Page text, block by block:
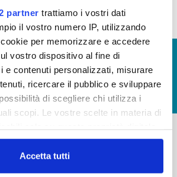
partner trattiamo i vostri dati
il vostro numero IP, utilizzando
per memorizzare e accedere
vostro dispositivo al fine di
e contenuti personalizzati, misurare
ricercare il pubblico e sviluppare
di scegliere chi utilizza i
scopi. Le vostre scelte in materia di
le vostre scelte. È possibile
il proprio consenso in qualsiasi
sui cookie o facendo clic
Accetta tutti
- 2026
GLOSSARIO
GIUDICA IL SERVIZIO
LAVORA CON NOI
-
FAQ